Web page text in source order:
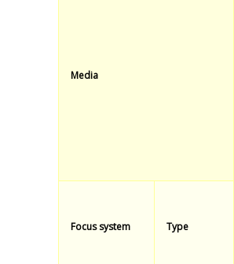
Media
Focus system Type